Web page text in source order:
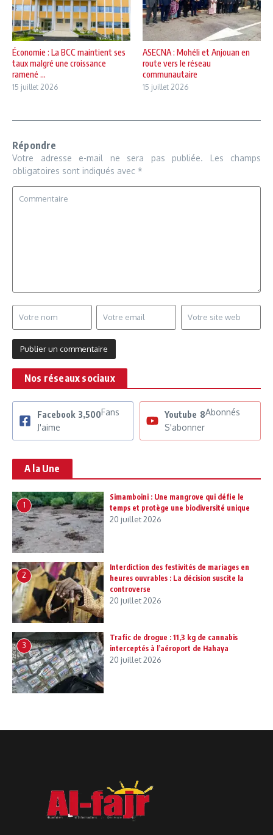
Économie : La BCC maintient ses
taux malgré une croissance
ramené ...
15 juillet 2026
ASECNA : Mohéli et Anjouan en
route vers le réseau
communautaire
15 juillet 2026
Répondre
Votre adresse e-mail ne sera pas publiée.
Les champs
obligatoires sont indiqués avec *
Nos réseaux sociaux
Facebook 3,500Fans
J'aime
Youtube 8Abonnés
S'abonner
A la Une
1
Simamboini : Une mangrove qui défie le
temps et protège une biodiversité unique
20 juillet 2026
2
Interdiction des festivités de mariages en
heures ouvrables : La décision suscite la
controverse
20 juillet 2026
3
Trafic de drogue : 11,3 kg de cannabis
interceptés à l’aéroport de Hahaya
20 juillet 2026